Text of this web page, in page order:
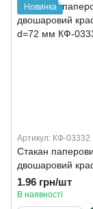
Новинка
Артикул: КФ-03332
Стакан
двошаровий
d=72 мм
1.96 грн/шт
В наявності